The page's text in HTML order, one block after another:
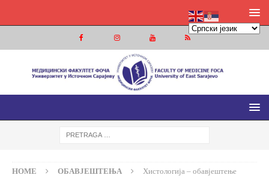
МЕДИЦИНСКИ ФАКУЛТЕТ ФОЧА
МЕДИЦИНСКИ ФАКУЛТЕТ УНИВЕРЗИТЕТА У ИСТОЧНОМ
HOME ОБАВЈЕШТЕЊА Хистологија – обавјештење